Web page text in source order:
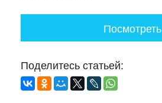
Посмотреть
Поделитесь статьей: